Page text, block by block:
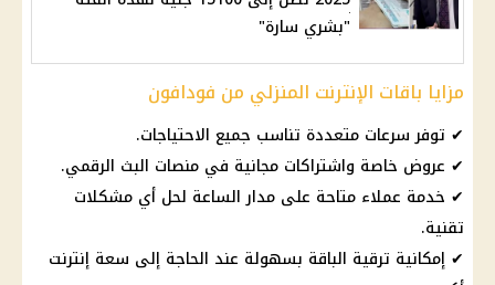
"بشري سارة"
مزايا باقات الإنترنت المنزلي من فودافون
✔ توفر سرعات متعددة تناسب جميع الاحتياجات.
✔ عروض خاصة واشتراكات مجانية في منصات البث الرقمي.
✔ خدمة عملاء متاحة على مدار الساعة لحل أي مشكلات
تقنية.
✔ إمكانية ترقية الباقة بسهولة عند الحاجة إلى سعة إنترنت